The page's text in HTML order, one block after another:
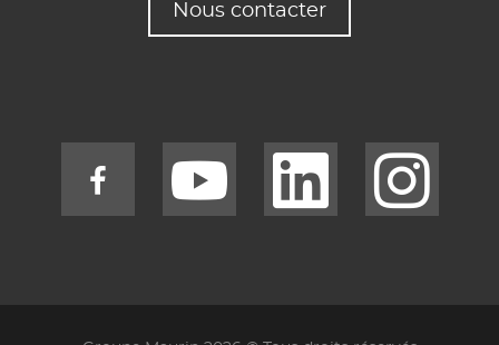
Nous contacter